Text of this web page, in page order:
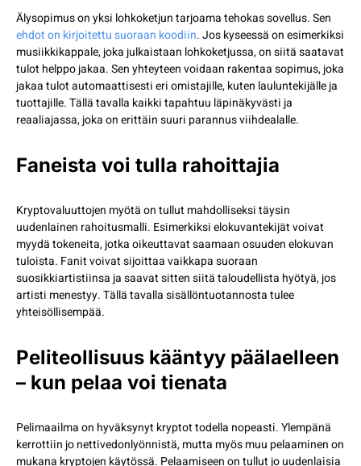
Älysopimus on yksi lohkoketjun tarjoama tehokas sovellus. Sen
ehdot on kirjoitettu suoraan koodiin. Jos kyseessä on esimerkiksi
musiikkikappale, joka julkaistaan lohkoketjussa, on siitä saatavat
tulot helppo jakaa. Sen yhteyteen voidaan rakentaa sopimus, joka
jakaa tulot automaattisesti eri omistajille, kuten lauluntekijälle ja
tuottajille. Tällä tavalla kaikki tapahtuu läpinäkyvästi ja
reaaliajassa, joka on erittäin suuri parannus viihdealalle.
Faneista voi tulla rahoittajia
Kryptovaluuttojen myötä on tullut mahdolliseksi täysin
uudenlainen rahoitusmalli. Esimerkiksi elokuvantekijät voivat
myydä tokeneita, jotka oikeuttavat saamaan osuuden elokuvan
tuloista. Fanit voivat sijoittaa vaikkapa suoraan
suosikkiartistiinsa ja saavat sitten siitä taloudellista hyötyä, jos
artisti menestyy. Tällä tavalla sisällöntuotannosta tulee
yhteisöllisempää.
Peliteollisuus kääntyy päälaelleen
– kun pelaa voi tienata
Pelimaailma on hyväksynyt kryptot todella nopeasti. Ylempänä
kerrottiin jo nettivedonlyönnistä, mutta myös muu pelaaminen on
mukana kryptojen käytössä. Pelaamiseen on tullut jo uudenlaisia